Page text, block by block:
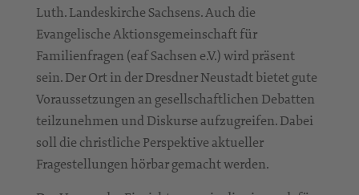
Luth. Landeskirche Sachsens. Auch die
Evangelische Aktionsgemeinschaft für
Familienfragen (eaf Sachsen e.V.) wird präsent
sein. Der Ort in der Dresdner Neustadt bietet gute
Voraussetzungen an gesellschaftlichen Debatten
teilzunehmen und Diskurse aufzugreifen. Dabei
soll die christliche Perspektive aktueller
Fragestellungen hörbar gemacht werden.